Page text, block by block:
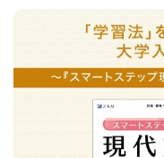
援
す